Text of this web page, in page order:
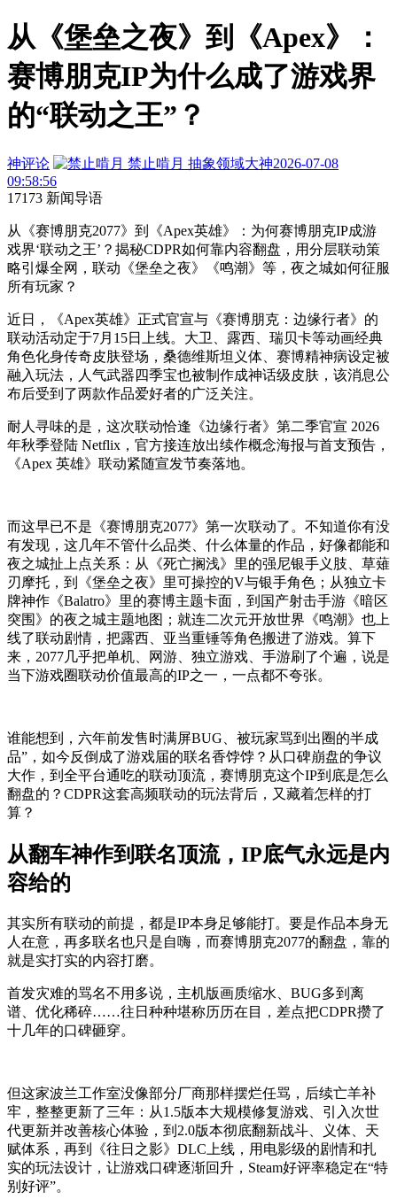
从《堡垒之夜》到《Apex》：
赛博朋克IP为什么成了游戏界
的“联动之王”？
神评论 禁止啃月 抽象领域大神2026-07-08
09:58:56
17173 新闻导语
从《赛博朋克2077》到《Apex英雄》：为何赛博朋克IP成游
戏界‘联动之王’？揭秘CDPR如何靠内容翻盘，用分层联动策
略引爆全网，联动《堡垒之夜》《鸣潮》等，夜之城如何征服
所有玩家？
近日，《Apex英雄》正式官宣与《赛博朋克：边缘行者》的
联动活动定于7月15日上线。大卫、露西、瑞贝卡等动画经典
角色化身传奇皮肤登场，桑德维斯坦义体、赛博精神病设定被
融入玩法，人气武器四季宝也被制作成神话级皮肤，该消息公
布后受到了两款作品爱好者的广泛关注。
耐人寻味的是，这次联动恰逢《边缘行者》第二季官宣 2026
年秋季登陆 Netflix，官方接连放出续作概念海报与首支预告，
《Apex 英雄》联动紧随宣发节奏落地。
而这早已不是《赛博朋克2077》第一次联动了。不知道你有没
有发现，这几年不管什么品类、什么体量的作品，好像都能和
夜之城扯上点关系：从《死亡搁浅》里的强尼银手义肢、草薙
刃摩托，到《堡垒之夜》里可操控的V与银手角色；从独立卡
牌神作《Balatro》里的赛博主题卡面，到国产射击手游《暗区
突围》的夜之城主题地图；就连二次元开放世界《鸣潮》也上
线了联动剧情，把露西、亚当重锤等角色搬进了游戏。算下
来，2077几乎把单机、网游、独立游戏、手游刷了个遍，说是
当下游戏圈联动价值最高的IP之一，一点都不夸张。
谁能想到，六年前发售时满屏BUG、被玩家骂到出圈的半成
品”，如今反倒成了游戏届的联名香饽饽？从口碑崩盘的争议
大作，到全平台通吃的联动顶流，赛博朋克这个IP到底是怎么
翻盘的？CDPR这套高频联动的玩法背后，又藏着怎样的打
算？
从翻车神作到联名顶流，IP底气永远是内
容给的
其实所有联动的前提，都是IP本身足够能打。要是作品本身无
人在意，再多联名也只是自嗨，而赛博朋克2077的翻盘，靠的
就是实打实的内容打磨。
首发灾难的骂名不用多说，主机版画质缩水、BUG多到离
谱、优化稀碎……往日种种堪称历历在目，差点把CDPR攒了
十几年的口碑砸穿。
但这家波兰工作室没像部分厂商那样摆烂任骂，后续亡羊补
牢，整整更新了三年：从1.5版本大规模修复游戏、引入次世
代更新并改善核心体验，到2.0版本彻底翻新战斗、义体、天
赋体系，再到《往日之影》DLC上线，用电影级的剧情和扎
实的玩法设计，让游戏口碑逐渐回升，Steam好评率稳定在“特
别好评”。